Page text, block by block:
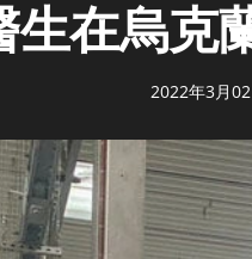
生在烏克
2022年3月